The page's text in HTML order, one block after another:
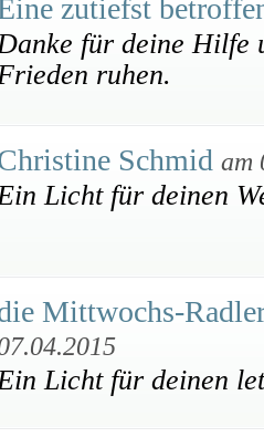
zutiefst
für deine Hilfe
ruhen.
Schmid am
Licht für deinen
Mittwochs-
Licht für deinen